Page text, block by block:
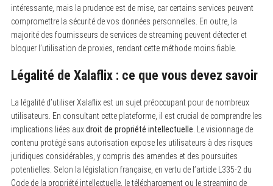
intéressante, mais la prudence est de mise, car certains services peuvent
compromettre la sécurité de vos données personnelles. En outre, la
majorité des fournisseurs de services de streaming peuvent détecter et
bloquer l’utilisation de proxies, rendant cette méthode moins fiable.
Légalité de Xalaflix : ce que vous devez savoir
La légalité d’utiliser Xalaflix est un sujet préoccupant pour de nombreux
utilisateurs. En consultant cette plateforme, il est crucial de comprendre les
implications liées auxdroit de propriété intellectuelle . Le visionnage de
contenu protégé sans autorisation expose les utilisateurs à des risques
juridiques considérables, y compris des amendes et des poursuites
potentielles. Selon la législation française, en vertu de l’article L335-2 du
Code de la propriété intellectuelle, le téléchargement ou le streaming de